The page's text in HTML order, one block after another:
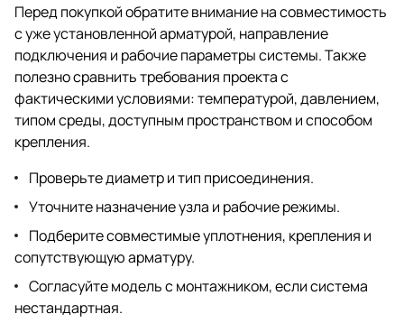
Перед покупкой обратите внимание на совместимость
с уже установленной арматурой, направление
подключения и рабочие параметры системы. Также
полезно сравнить требования проекта с
фактическими условиями: температурой, давлением,
типом среды, доступным пространством и способом
крепления.
Проверьте диаметр и тип присоединения.
Уточните назначение узла и рабочие режимы.
Подберите совместимые уплотнения, крепления и
сопутствующую арматуру.
Согласуйте модель с монтажником, если система
нестандартная.